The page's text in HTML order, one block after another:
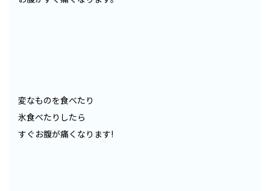
変なものを食べたり
氷食べたりしたら
すぐお腹が痛くなります!